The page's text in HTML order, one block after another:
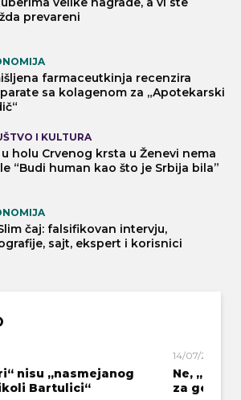
prevareni
farmaceutkinja recenzira
sa kolagenom za „Apotekarski
I KULTURA
u holu Crvenog krsta u Ženevi nema
“Budi human kao što je Srbija bila”
čaj: falsifikovan intervju,
sajt, ekspert i korisnici
nisu „nasmejanog
Bartulici“
14/07/2026
Ne,
za